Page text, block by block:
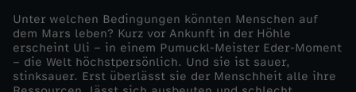
t
-
Unter welchen Bedingungen könnten Menschen auf
dem Mars leben? Kurz vor Ankunft in der Höhle
erscheint Uli – in einem Pumuckl-Meister Eder-Moment
– die Welt höchstpersönlich. Und sie ist sauer,
stinksauer. Erst überlässt sie der Menschheit alle ihre